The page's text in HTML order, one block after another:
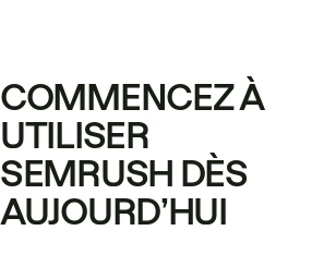
COMMENCEZ À
UTILISER
SEMRUSH DÈS
AUJOURD’HUI